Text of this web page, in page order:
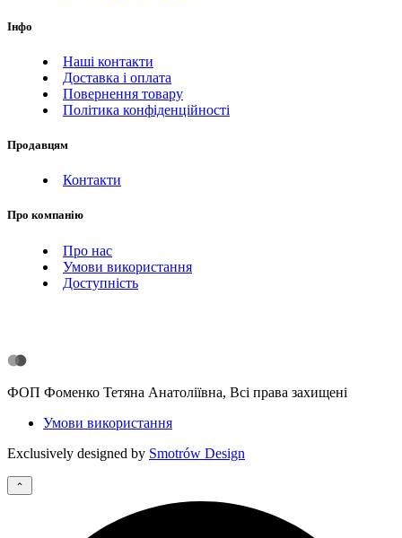
Інфо
Наші контакти
Доставка і оплата
Повернення товару
Політика конфіденційності
Продавцям
Контакти
Про компанію
Про нас
Умови використання
Доступність
ФОП Фоменко Тетяна Анатоліївна, Всі права захищені
Умови використання
Exclusively designed by Smotrów Design